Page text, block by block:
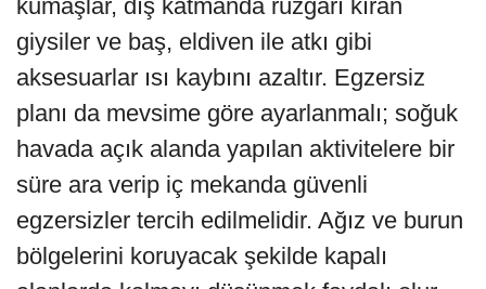
kumaşlar, dış katmanda rüzgârı kıran
giysiler ve baş, eldiven ile atkı gibi
aksesuarlar ısı kaybını azaltır. Egzersiz
planı da mevsime göre ayarlanmalı; soğuk
havada açık alanda yapılan aktivitelere bir
süre ara verip iç mekanda güvenli
egzersizler tercih edilmelidir. Ağız ve burun
bölgelerini koruyacak şekilde kapalı